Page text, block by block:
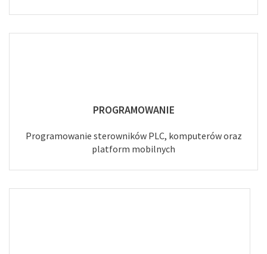
PROGRAMOWANIE
Programowanie sterowników PLC, komputerów oraz
platform mobilnych